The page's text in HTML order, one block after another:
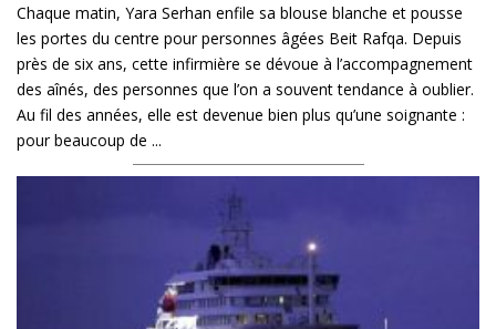
Chaque matin, Yara Serhan enfile sa blouse blanche et pousse
les portes du centre pour personnes âgées Beit Rafqa. Depuis
près de six ans, cette infirmière se dévoue à l’accompagnement
des aînés, des personnes que l’on a souvent tendance à oublier.
Au fil des années, elle est devenue bien plus qu’une soignante :
pour beaucoup de ...